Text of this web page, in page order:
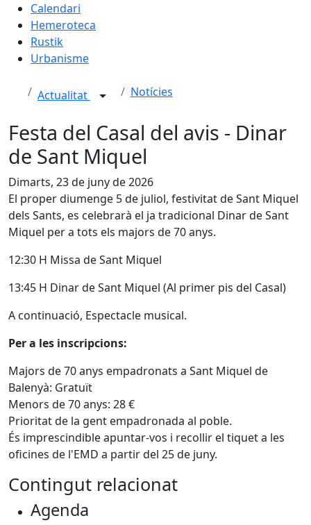
Calendari
Hemeroteca
Rustik
Urbanisme
Actualitat Notícies
Festa del Casal del avis - Dinar
de Sant Miquel
Dimarts, 23 de juny de 2026
El proper diumenge 5 de juliol, festivitat de Sant Miquel
dels Sants, es celebrarà el ja tradicional Dinar de Sant
Miquel per a tots els majors de 70 anys.
12:30 H Missa de Sant Miquel
13:45 H Dinar de Sant Miquel (Al primer pis del Casal)
A continuació, Espectacle musical.
Per a les inscripcions:
Majors de 70 anys empadronats a Sant Miquel de
Balenyà: Gratuït
Menors de 70 anys: 28 €
Prioritat de la gent empadronada al poble.
És imprescindible apuntar-vos i recollir el tiquet a les
oficines de l'EMD a partir del 25 de juny.
Contingut relacionat
Agenda